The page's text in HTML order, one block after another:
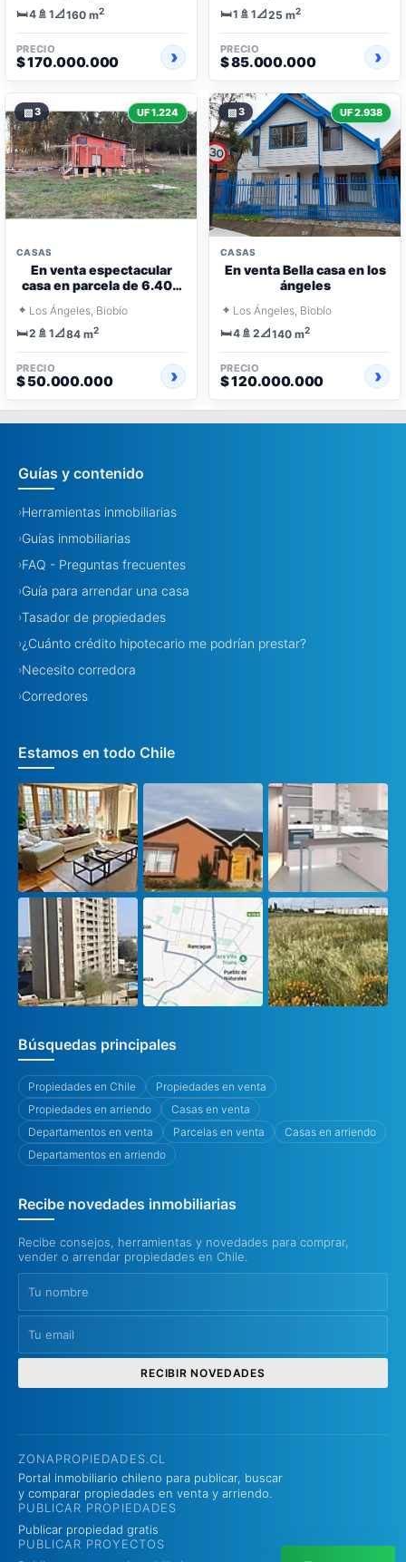
🛏️4 🚿 1📐160 m2
PRECIO
$ 170.000.000
🛏️1 🚿 1📐25 m2
PRECIO
$ 85.000.000
▧3 UF 1.224
CASAS
En venta espectacular
casa en parcela de 6.400
m rodeada de huertos
⌖ Los Ángeles, Biobío
🛏️2 🚿 1📐84 m2
PRECIO
$ 50.000.000
▧3 UF 2.938
CASAS
En venta Bella casa en los
ángeles
⌖ Los Ángeles, Biobío
🛏️4 🚿 2📐140 m2
PRECIO
$ 120.000.000
Guías y contenido
›Herramientas inmobiliarias
›Guías inmobiliarias
›FAQ - Preguntas frecuentes
›Guía para arrendar una casa
›Tasador de propiedades
›¿Cuánto crédito hipotecario me podrían prestar?
›Necesito corredora
›Corredores
Estamos en todo Chile
Búsquedas principales
Propiedades en Chile
Propiedades en venta
Propiedades en arriendo
Casas en venta
Departamentos en venta
Parcelas en venta
Casas en arriendo
Departamentos en arriendo
Recibe novedades inmobiliarias
Recibe consejos, herramientas y novedades para comprar,
vender o arrendar propiedades en Chile.
RECIBIR NOVEDADES
ZONAPROPIEDADES.CL
Portal inmobiliario chileno para publicar, buscar
y comparar propiedades en venta y arriendo.
PUBLICAR PROPIEDADES
Publicar propiedad gratis
PUBLICAR PROYECTOS